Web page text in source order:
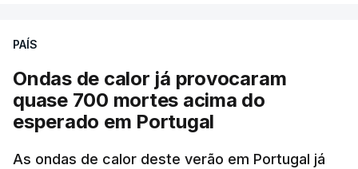
Também em Coimbra, na escola secundária de
Avelar Brotero foram afixados à hora prevista os
PAÍS
Ondas de calor já provocaram
quase 700 mortes acima do
esperado em Portugal
As ondas de calor deste verão em Portugal já